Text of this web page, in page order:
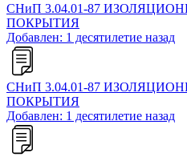
СНиП 3.04.01-87
ПОКРЫТИЯ
Добавлен: 1 десятилетие назад
СНиП 3.04.01-87
ПОКРЫТИЯ
Добавлен: 1 десятилетие назад